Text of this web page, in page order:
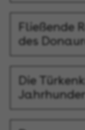
Fließende
des
Die